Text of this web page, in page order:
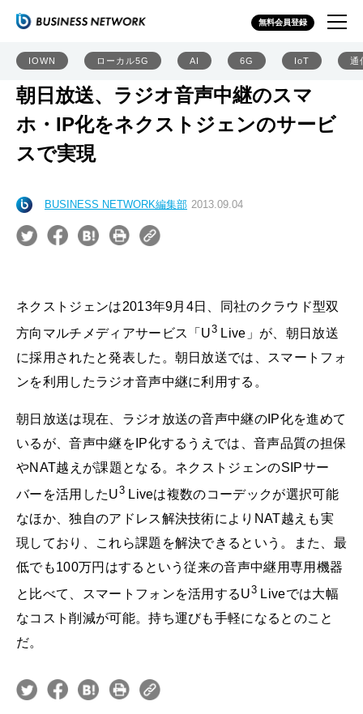
無料会員登録
IOWN ローカル5G AI 6G IoT 通
朝日放送、ラジオ音声中継のスマ
ホ・IP化をネクストジェンのサービ
スで実現
BUSINESS NETWORK編集部 2013.09.04
ネクストジェンは2013年9月4日、同社のクラウド型双
方向マルチメディアサービス「U3 Live」が、朝日放送
に採用されたと発表した。朝日放送では、スマートフォ
ンを利用したラジオ音声中継に利用する。
朝日放送は現在、ラジオ放送の音声中継のIP化を進めて
いるが、音声中継をIP化するうえでは、音声品質の担保
やNAT越えが課題となる。ネクストジェンのSIPサー
バーを活用したU3Liveは複数のコーデックが選択可能
なほか、独自のアドレス解決技術によりNAT越えも実
現しており、これら課題を解決できるという。また、最
低でも100万円はするという従来の音声中継用専用機器
と比べて、スマートフォンを活用するU3 Liveでは大幅
なコスト削減が可能。持ち運びも手軽になるとのこと
だ。